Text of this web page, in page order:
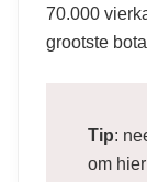
70.000
grootste
Tip:
om